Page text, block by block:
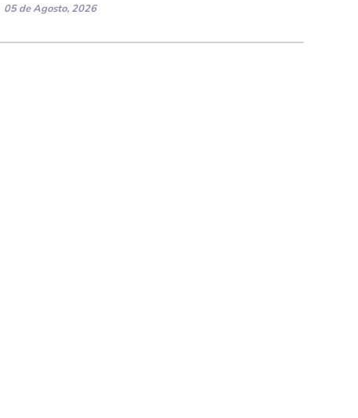
05 de Agosto, 2026